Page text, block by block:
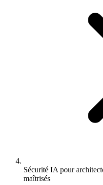
Sécurité IA pour
maîtrisés